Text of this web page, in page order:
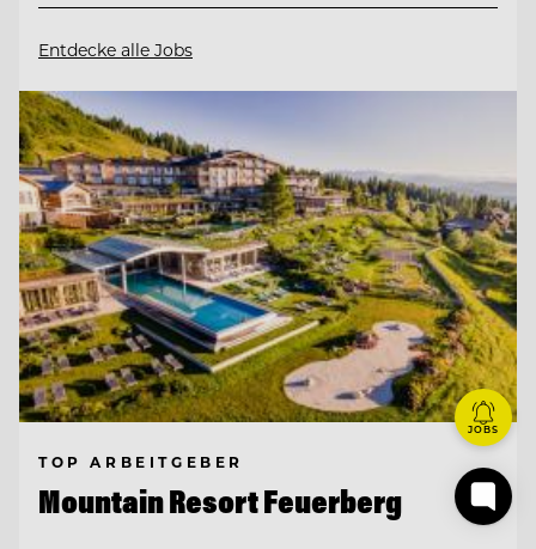
Entdecke alle Jobs
TOP ARBEITGEBER
Mountain Resort Feuerberg
JOBS